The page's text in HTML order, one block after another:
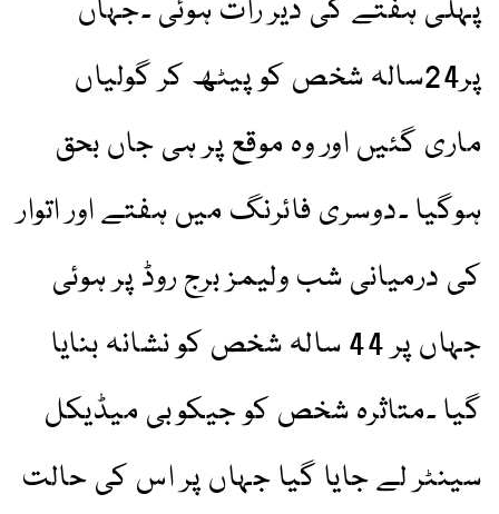
پہلی ہفتے کی دیر رات ہوئی ۔جہاں
پر24سالہ شخص کو پیٹھ کر گولیاں
ماری گئیں اور وہ موقع پر ہی جاں بحق
ہوگیا ۔دوسری فائرنگ میں ہفتے اور اتوار
کی درمیانی شب ولیمز برج روڈ پر ہوئی
جہاں پر 44 سالہ شخص کو نشانہ بنایا
گیا ۔متاثرہ شخص کو جیکوبی میڈیکل
سینٹر لے جایا گیا جہاں پر اس کی حالت